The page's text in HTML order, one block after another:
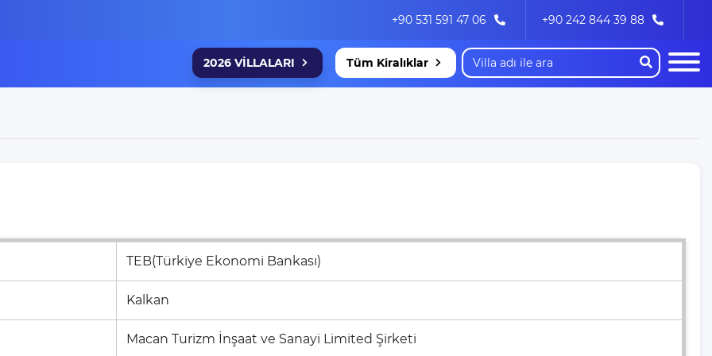
+90 242 844 39 88
+90 531 591 47 06
2026 VİLLALARI Tüm Kiralıklar
TEB(Türkiye Ekonomi Bankası)
Kalkan
Macan Turizm İnşaat ve Sanayi Limited Şirketi